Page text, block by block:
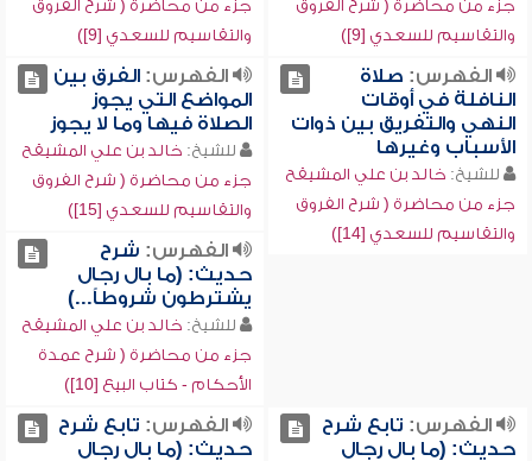
جزء من محاضرة ( شرح الفروق
والتقاسيم للسعدي [9])
جزء من محاضرة ( شرح الفروق
والتقاسيم للسعدي [9])
الفهرس: صلاة
النافلة في أوقات
النهي والتفريق بين ذوات
الأسباب وغيرها
للشيخ: خالد بن علي المشيقح
جزء من محاضرة ( شرح الفروق
والتقاسيم للسعدي [14])
الفهرس:الفرق بين
المواضع التي يجوز
الصلاة فيها وما لا يجوز
للشيخ: خالد بن علي المشيقح
جزء من محاضرة ( شرح الفروق
والتقاسيم للسعدي [15])
الفهرس: شرح
حديث: (ما بال رجال
يشترطون شروطاً...)
للشيخ: خالد بن علي المشيقح
جزء من محاضرة ( شرح عمدة
الأحكام - كتاب البيع [10])
الفهرس: تابع شرح
حديث: (ما بال رجال
الفهرس: تابع شرح
حديث: (ما بال رجال